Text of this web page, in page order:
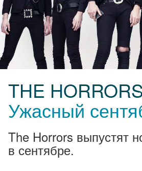
THE
Ужасный
The Horrors выпустят
в сентябре.